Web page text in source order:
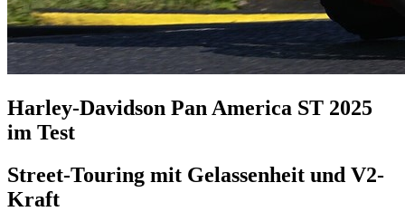
Harley-Davidson Pan America ST 2025
im Test
Street-Touring mit Gelassenheit und V2-
Kraft